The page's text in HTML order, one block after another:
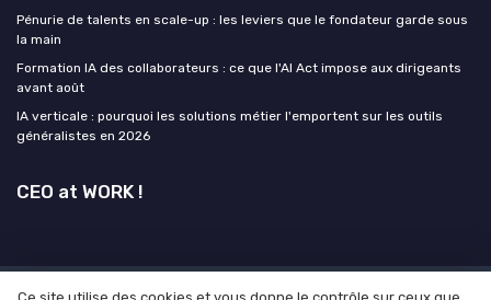
Pénurie de talents en scale-up : les leviers que le fondateur garde sous
la main
Formation IA des collaborateurs : ce que l'AI Act impose aux dirigeants
avant août
IA verticale : pourquoi les solutions métier l'emportent sur les outils
généralistes en 2026
CEO at WORK !